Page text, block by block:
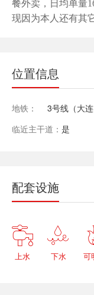
餐外卖，日均单量
现因为本人还有其
位置信息
地铁： 3号线（大
临近主干道： 是
配套设施

上水

下水 可